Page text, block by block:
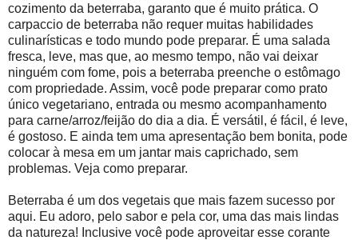
cozimento da beterraba, garanto que é muito prática. O
carpaccio de beterraba não requer muitas habilidades
culinarísticas e todo mundo pode preparar. É uma salada
fresca, leve, mas que, ao mesmo tempo, não vai deixar
ninguém com fome, pois a beterraba preenche o estômago
com propriedade. Assim, você pode preparar como prato
único vegetariano, entrada ou mesmo acompanhamento
para carne/arroz/feijão do dia a dia. É versátil, é fácil, é leve,
é gostoso. E ainda tem uma apresentação bem bonita, pode
colocar à mesa em um jantar mais caprichado, sem
problemas. Veja como preparar.
Beterraba é um dos vegetais que mais fazem sucesso por
aqui. Eu adoro, pelo sabor e pela cor, uma das mais lindas
da natureza! Inclusive você pode aproveitar esse corante